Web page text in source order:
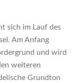
sich im Lauf des
Am Anfang
und wird
weiteren
Grundton